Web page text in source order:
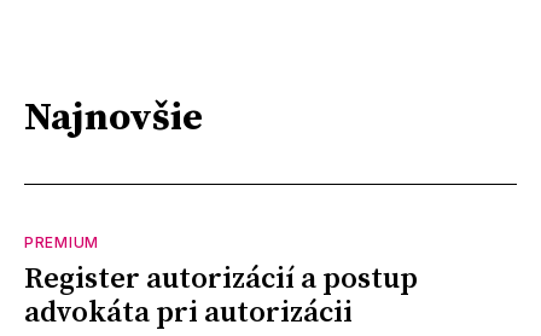
Najnovšie
PREMIUM
Register autorizácií a postup
advokáta pri autorizácii